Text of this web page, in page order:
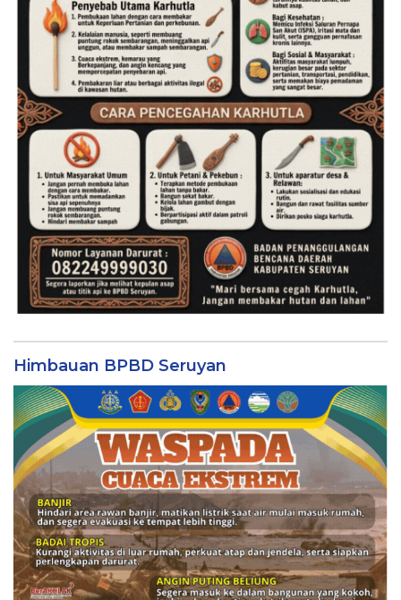
Himbauan BPBD Seruyan